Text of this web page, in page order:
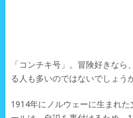
「コンチキ号」。冒険好きな
る人も多いのではないでしょうか
1914年にノルウェーに生まれ